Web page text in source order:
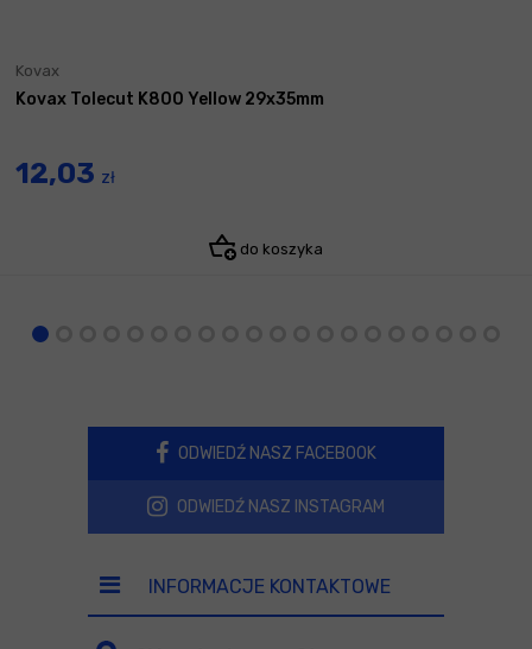
Kovax
Kovax Tolecut K800 Yellow 29x35mm
12,03 zł
do koszyka
ODWIEDŹ NASZ FACEBOOK
ODWIEDŹ NASZ INSTAGRAM
INFORMACJE KONTAKTOWE